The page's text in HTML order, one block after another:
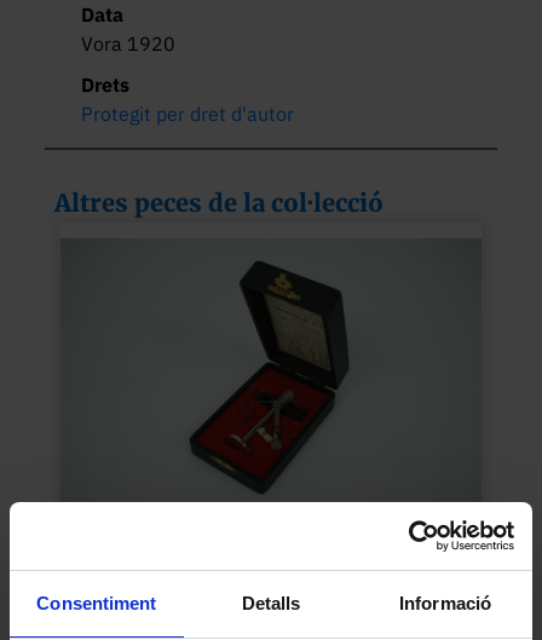
Consentiment Detalls Informació
Data
Vora 1920
Drets
Protegit per dret d'autor
Altres peces de la col·lecció
Desconegut
1940